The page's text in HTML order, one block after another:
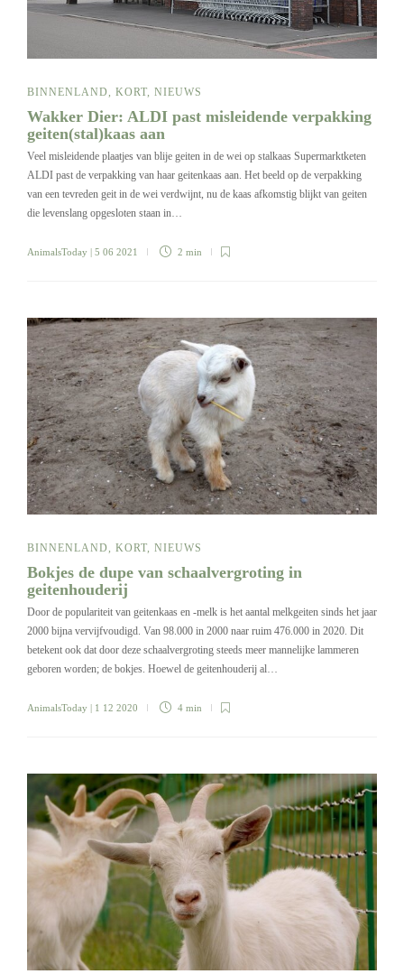
BINNENLAND KORT NIEUWS
Wakker Dier: ALDI past misleidende verpakking
geiten(stal)kaas aan
Veel misleidende plaatjes van blije geiten in de wei op stalkaas Supermarktketen
ALDI past de verpakking van haar geitenkaas aan. Het beeld op de verpakking
van een tevreden geit in de wei verdwijnt, nu de kaas afkomstig blijkt van geiten
die levenslang opgesloten staan in…
AnimalsToday | 5 06 2021 2 min
BINNENLAND, KORT, NIEUWS
Bokjes de dupe van schaalvergroting in
geitenhouderij
Door de populariteit van geitenkaas en -melk is het aantal melkgeiten sinds het jaar
2000 bijna vervijfvoudigd. Van 98.000 in 2000 naar ruim 476.000 in 2020. Dit
betekent ook dat door deze schaalvergroting steeds meer mannelijke lammeren
geboren worden; de bokjes. Hoewel de geitenhouderij al…
AnimalsToday | 1 12 2020 4 min